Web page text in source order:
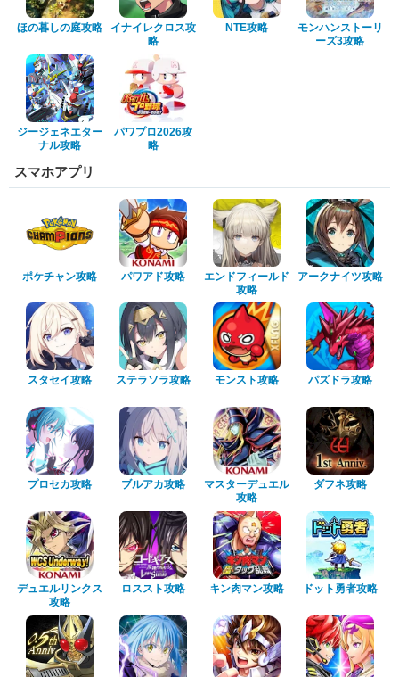
ほの暮しの庭攻略
イナイレクロス攻
略
NTE攻略
モンハンストーリ
ーズ3攻略
ジージェネエター
ナル攻略
パワプロ2026攻
略
スマホアプリ
ポケチャン攻略 パワアド攻略
エンドフィールド
攻略
アークナイツ攻略
スタセイ攻略 ステラソラ攻略 モンスト攻略 パズドラ攻略
プロセカ攻略 ブルアカ攻略
マスターデュエル
攻略
ダフネ攻略
デュエルリンクス
攻略
ロススト攻略 キン肉マン攻略 ドット勇者攻略